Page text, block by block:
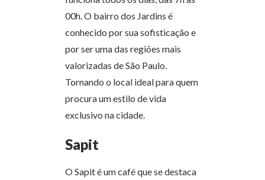
00h. O bairro dos Jardins é
conhecido por sua sofisticação e
por ser uma das regiões mais
valorizadas de São Paulo.
Tornando o local ideal para quem
procura um estilo de vida
exclusivo na cidade.
Sapit
O Sapit é um café que se destaca